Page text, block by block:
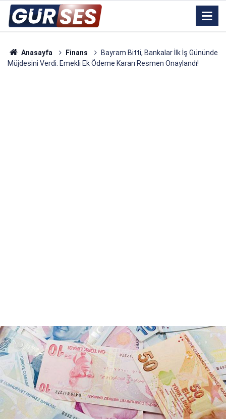
Anasayfa Finans
Bayram Bitti, Bankalar İlk İş Gününde
Müjdesini Verdi: Emekli Ek Ödeme Kararı Resmen Onaylandı!